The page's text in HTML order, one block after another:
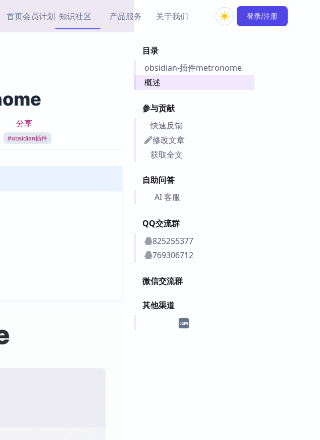
首页会员计划 知识社区
协作者
热门链接
产品服务
官方
Obsidian 思维导图插件
Zettelkasten 实践示例
Obsidian 教程
关于我们 登录/注册
目录
obsidian-插件metronome
概述
参与贡献
快速反馈
修改文章
获取全文
自助问答
AI 客服
QQ交流群
825255377
769306712
微信交流群
其他渠道
分享
#obsidian插件